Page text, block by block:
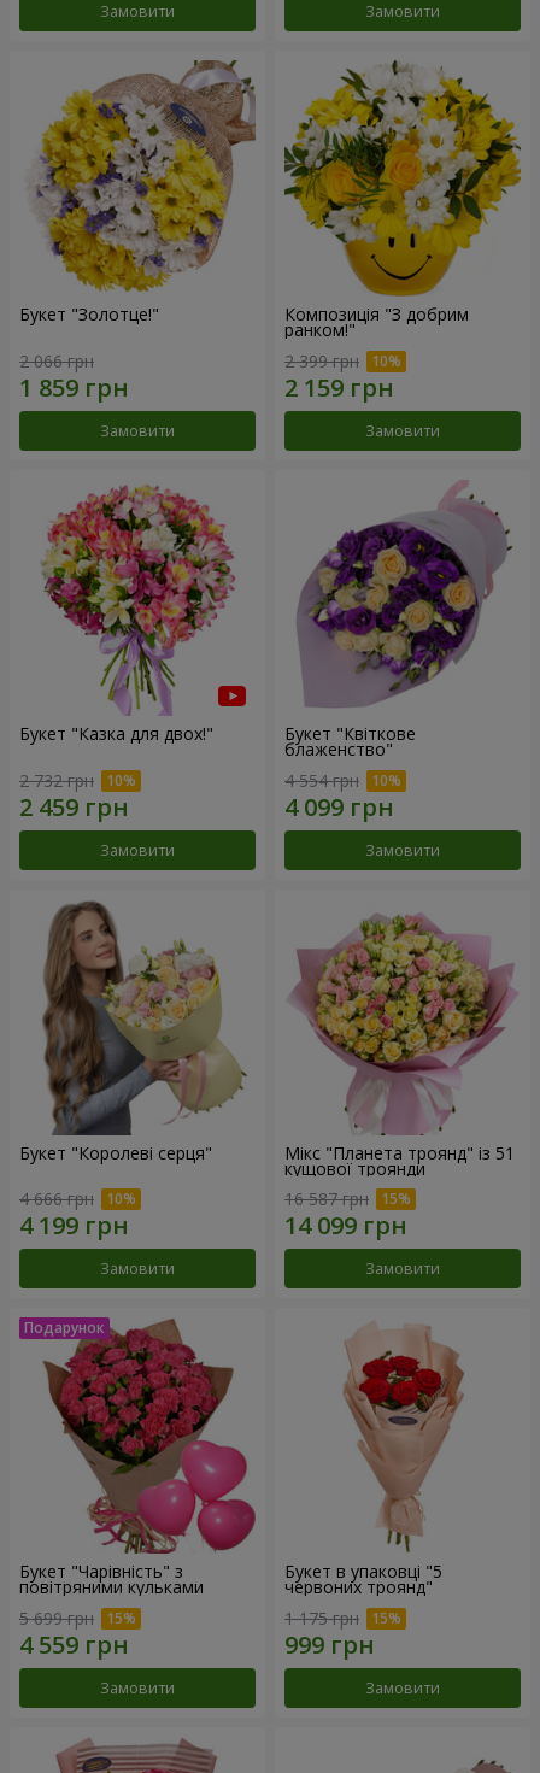
Замовити Замовити
Букет "Золотце!"
2 066 грн
Замовити
Композиція "З добрим
ранком!"
2 399 грн
Замовити
Букет "Казка для двох!"
2 732 грн
Замовити
Букет "Квіткове
блаженство"
4 554 грн
Замовити
Букет "Королеві серця"
4 666 грн
Замовити
Мікс "Планета троянд" із 51
кущової троянди
16 587 грн
Замовити
Букет "Чарівність" з
повітряними кульками
5 699 грн
Замовити
Букет в упаковці "5
червоних троянд"
1 175 грн
Замовити